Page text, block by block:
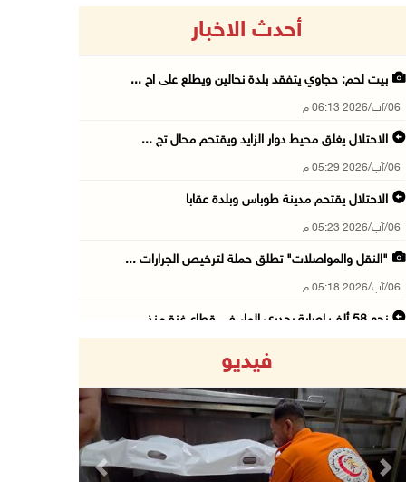
أحدث الاخبار
بيت لحم: حجاوي يتفقد بلدة نحالين ويطلع على اح ...
06/آب/2026 06:13 م
الاحتلال يغلق محيط دوار الزايد ويقتحم محال تج ...
06/آب/2026 05:29 م
الاحتلال يقتحم مدينة طوباس وبلدة عقابا
06/آب/2026 05:23 م
"النقل والمواصلات" تطلق حملة لترخيص الجرارات ...
06/آب/2026 05:18 م
نحو 58 ألف إصابة بجدري الماء في قطاع غزة منذ ...
06/آب/2026 04:26 م
إرهاب المستوطنين يضرب في خربة الطوبا
06/آب/2026 03:06 م
فيديو
Previous Next